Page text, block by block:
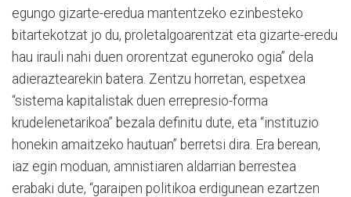
egungo gizarte-eredua mantentzeko ezinbesteko
bitartekotzat jo du, proletalgoarentzat eta gizarte-eredu
hau irauli nahi duen ororentzat eguneroko ogia” dela
adieraztearekin batera. Zentzu horretan, espetxea
“sistema kapitalistak duen errepresio-forma
krudelenetarikoa” bezala definitu dute, eta “instituzio
honekin amaitzeko hautuan” berretsi dira. Era berean,
iaz egin moduan, amnistiaren aldarrian berrestea
erabaki dute, “garaipen politikoa erdigunean ezartzen